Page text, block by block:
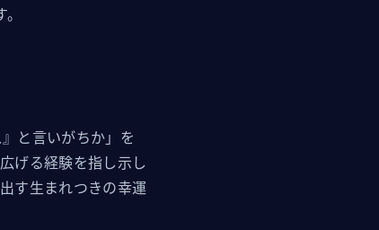
と言いがちか」を
げる経験を指し示し
す生まれつきの幸運